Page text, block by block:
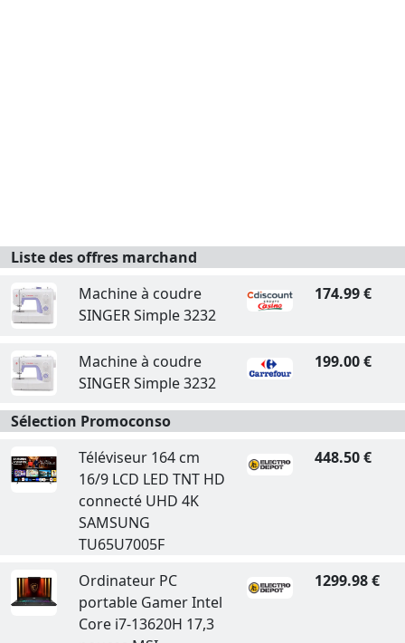
Liste des offres marchand
Machine à coudre
SINGER Simple 3232
174.99 €
Machine à coudre
SINGER Simple 3232
199.00 €
Sélection Promoconso
Téléviseur 164 cm
16/9 LCD LED TNT HD
connecté UHD 4K
SAMSUNG
TU65U7005F
448.50 €
Ordinateur PC
portable Gamer Intel
Core i7-13620H 17,3
1299.98 €